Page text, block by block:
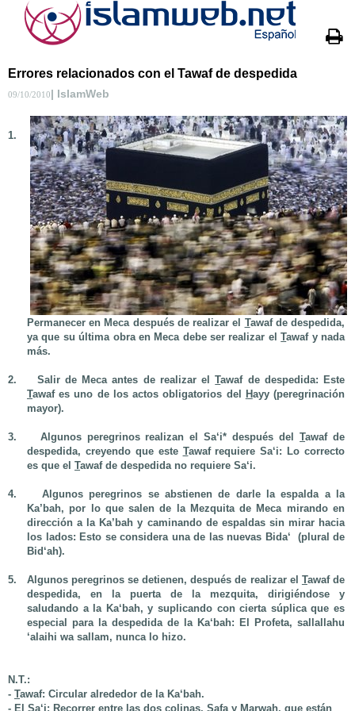
Errores relacionados con el Tawaf de despedida
09/10/2010| IslamWeb
1.
Permanecer en Meca después de realizar el Tawaf de despedida,
ya que su última obra en Meca debe ser realizar elTawaf y nada
más.
2. Salir de Meca antes de realizar elTawaf de despedida: Este
Tawaf es uno de los actos obligatorios del Hayy (peregrinación
mayor).
3. Algunos peregrinos realizan el Sa‘i* después delTawaf de
despedida, creyendo que este Tawaf requiere Sa‘i: Lo correcto
es que el Tawaf de despedida no requiere Sa‘i.
4.
Algunos peregrinos se abstienen de darle la espalda a la
Ka’bah, por lo que salen de la Mezquita de Meca mirando en
dirección a la Ka’bah y caminando de espaldas sin mirar hacia
los lados: Esto se considera una de las nuevas Bida‘ (plural de
Bid‘ah).
5. Algunos peregrinos se detienen, después de realizar el Tawaf de
despedida, en la puerta de la mezquita, dirigiéndose y
saludando a la Ka‘bah, y suplicando con cierta súplica que es
especial para la despedida de la Ka‘bah: El Profeta, sallallahu
‘alaihi wa sallam, nunca lo hizo.
N.T.:
- Tawaf: Circular alrededor de la Ka‘bah.
- El Sa‘i: Recorrer entre las dos colinas, Safa y Marwah, que están